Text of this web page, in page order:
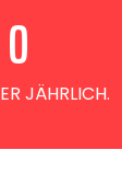
JÄHRLICH.
0